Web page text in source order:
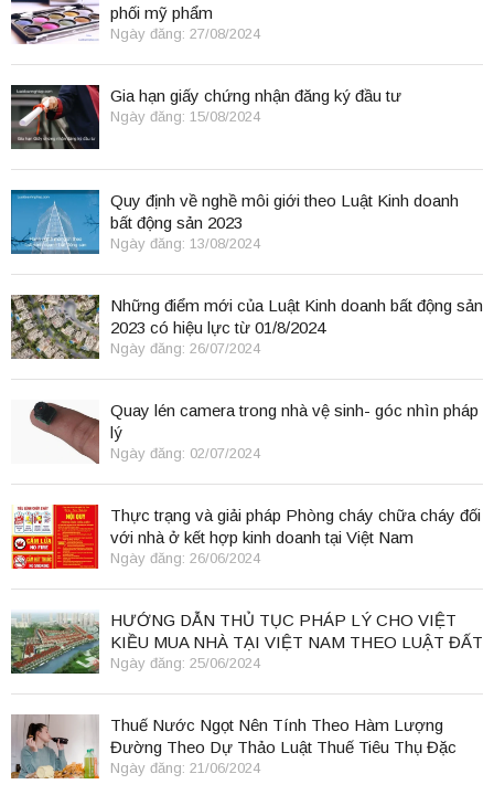
phối mỹ phẩm
Ngày đăng: 27/08/2024
Gia hạn giấy chứng nhận đăng ký đầu tư
Ngày đăng: 15/08/2024
Quy định về nghề môi giới theo Luật Kinh doanh
bất động sản 2023
Ngày đăng: 13/08/2024
Những điểm mới của Luật Kinh doanh bất động sản
2023 có hiệu lực từ 01/8/2024
Ngày đăng: 26/07/2024
Quay lén camera trong nhà vệ sinh- góc nhìn pháp
lý
Ngày đăng: 02/07/2024
Thực trạng và giải pháp Phòng cháy chữa cháy đối
với nhà ở kết hợp kinh doanh tại Việt Nam
Ngày đăng: 26/06/2024
HƯỚNG DẪN THỦ TỤC PHÁP LÝ CHO VIỆT
KIỀU MUA NHÀ TẠI VIỆT NAM THEO LUẬT ĐẤT
ĐAI 2024
Ngày đăng: 25/06/2024
Thuế Nước Ngọt Nên Tính Theo Hàm Lượng
Đường Theo Dự Thảo Luật Thuế Tiêu Thụ Đặc
Biệt
Ngày đăng: 21/06/2024